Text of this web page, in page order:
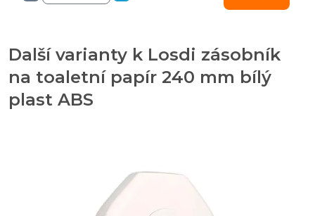
Další varianty k Losdi zásobník
na toaletní papír 240 mm bílý
plast ABS